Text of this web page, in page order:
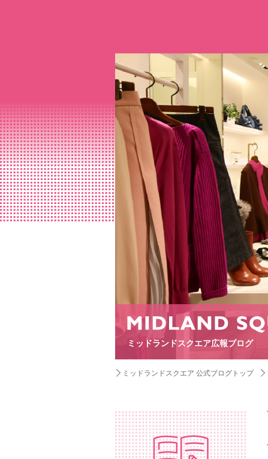
ミッドランドスクエア広報ブログ
ミッドランドスクエア 公式ブログトップ